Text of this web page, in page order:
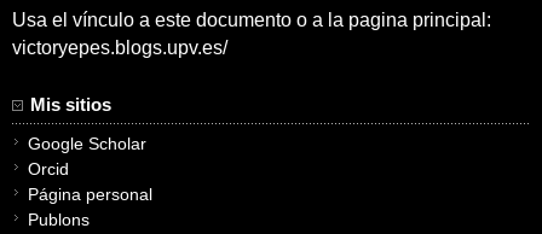
Usa el vínculo a este documento o a la pagina principal:
victoryepes.blogs.upv.es/
Mis sitios
Google Scholar
Orcid
Página personal
Publons